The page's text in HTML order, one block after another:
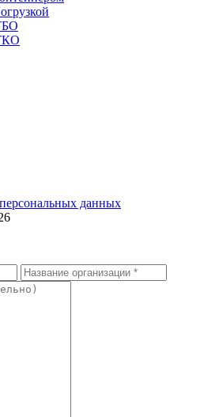
данных